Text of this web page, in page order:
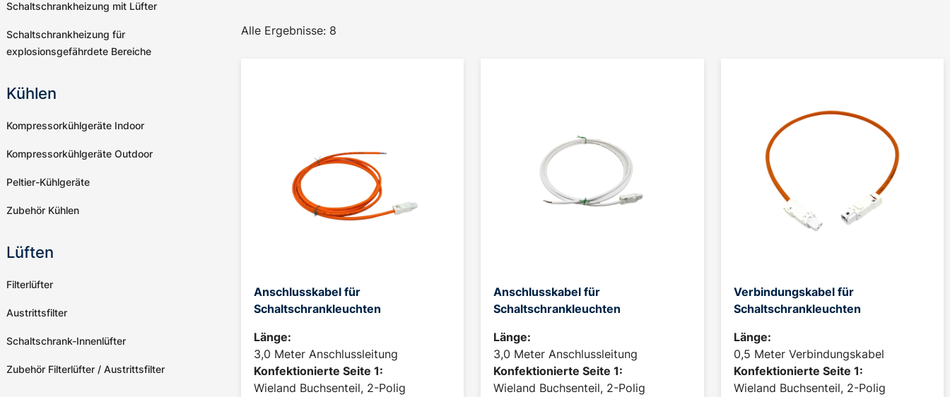
Alle Ergebnisse: 8
Anschlusskabel für
Schaltschrankleuchten
Länge:
3,0 Meter Anschlussleitung
Konfektionierte Seite 1:
Wieland Buchsenteil, 2-Polig
Anschlusskabel für
Schaltschrankleuchten
Länge:
3,0 Meter Anschlussleitung
Konfektionierte Seite 1:
Wieland Buchsenteil, 2-Polig
Verbindungskabel für
Schaltschrankleuchten
Länge:
0,5 Meter Verbindungskabel
Konfektionierte Seite 1:
Wieland Buchsenteil, 2-Polig
Schaltschrankheizung mit Lüfter
Schaltschrankheizung für
explosionsgefährdete Bereiche
Kühlen
Kompressorkühlgeräte Indoor
Kompressorkühlgeräte Outdoor
Peltier-Kühlgeräte
Zubehör Kühlen
Lüften
Filterlüfter
Austrittsfilter
Schaltschrank-Innenlüfter
Zubehör Filterlüfter / Austrittsfilter